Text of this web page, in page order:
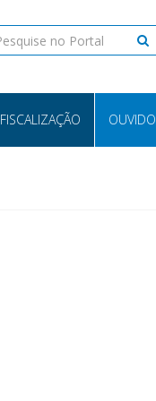
FISCALIZAÇÃO